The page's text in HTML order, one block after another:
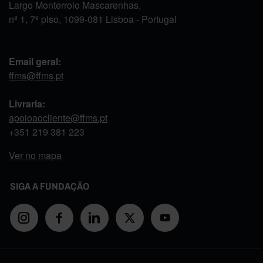
Largo Monterroio Mascarenhas,
nº 1, 7º piso, 1099-081 Lisboa - Portugal
Email geral:
ffms@ffms.pt
Livraria:
apoioaocliente@ffms.pt
+351 219 381 223
Ver no mapa
SIGA A FUNDAÇÃO